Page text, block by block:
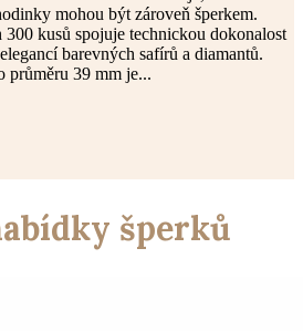
mohou být zároveň šperkem.
kusů spojuje technickou dokonalost
barevných safírů a diamantů.
průměru 39 mm je...
šperků